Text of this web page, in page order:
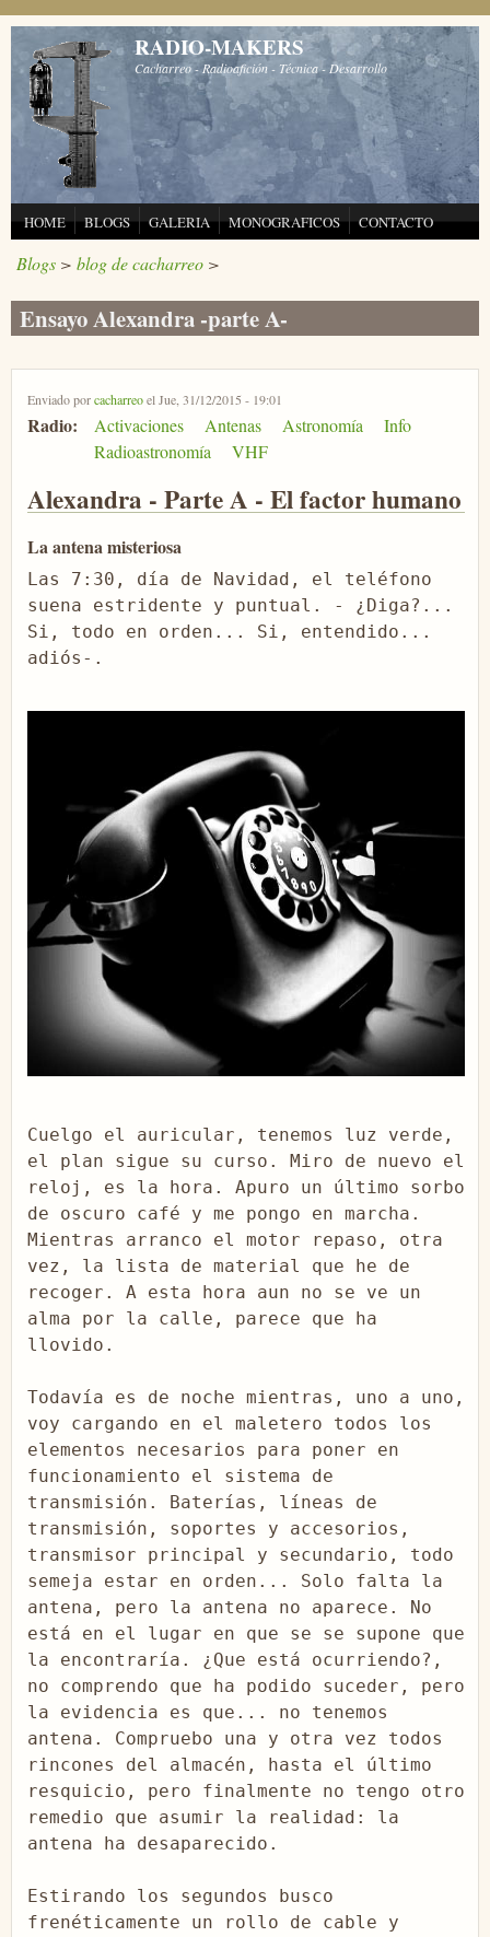
Pasar al contenido principal
RADIO-MAKERS
Cacharreo - Radioafición - Técnica - Desarrollo
HOME BLOGS GALERIA MONOGRAFICOS CONTACTO
Blogs > blog de cacharreo >
Ensayo Alexandra -parte A-
Enviado porcacharreoel Jue, 31/12/2015 - 19:01
Radio: Activaciones Antenas Astronomía
Info
Radioastronomía
VHF
Alexandra - Parte A - El factor humano
La antena misteriosa
Las 7:30, día de Navidad, el teléfono
suena estridente y puntual. - ¿Diga?...
Si, todo en orden... Si, entendido...
adiós-.
Cuelgo el auricular, tenemos luz verde,
el plan sigue su curso. Miro de nuevo el
reloj, es la hora. Apuro un último sorbo
de oscuro café y me pongo en marcha.
Mientras arranco el motor repaso, otra
vez, la lista de material que he de
recoger. A esta hora aun no se ve un
alma por la calle, parece que ha
llovido.
Todavía es de noche mientras, uno a uno,
voy cargando en el maletero todos los
elementos necesarios para poner en
funcionamiento el sistema de
transmisión. Baterías, líneas de
transmisión, soportes y accesorios,
transmisor principal y secundario, todo
semeja estar en orden... Solo falta la
antena, pero la antena no aparece. No
está en el lugar en que se se supone que
la encontraría. ¿Que está ocurriendo?,
no comprendo que ha podido suceder, pero
la evidencia es que... no tenemos
antena. Compruebo una y otra vez todos
rincones del almacén, hasta el último
resquicio, pero finalmente no tengo otro
remedio que asumir la realidad: la
antena ha desaparecido.
Estirando los segundos busco
frenéticamente un rollo de cable y